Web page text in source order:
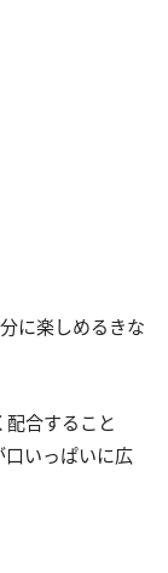
に楽しめるきな
合すること
いっぱいに広